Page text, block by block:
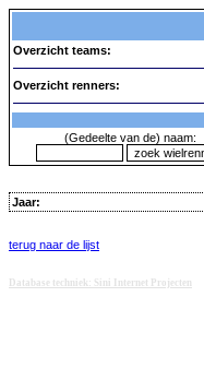
Overzicht teams:
Overzicht renners:
(Gedeelte van de) naam:
Jaar:
terug naar de lijst
Database techniek: Sini Internet Projecten